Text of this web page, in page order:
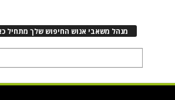
מנהל משאבי אנוש החיפוש שלך מתחיל